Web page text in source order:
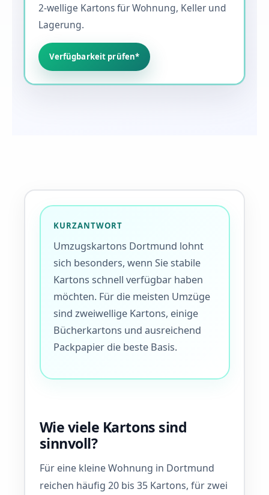
2-wellige Kartons für Wohnung, Keller und
Lagerung.
Verfügbarkeit prüfen*
KURZANTWORT
Umzugskartons Dortmund lohnt
sich besonders, wenn Sie stabile
Kartons schnell verfügbar haben
möchten. Für die meisten Umzüge
sind zweiwellige Kartons, einige
Bücherkartons und ausreichend
Packpapier die beste Basis.
Wie viele Kartons sind
sinnvoll?
Für eine kleine Wohnung in Dortmund
reichen häufig 20 bis 35 Kartons, für zwei